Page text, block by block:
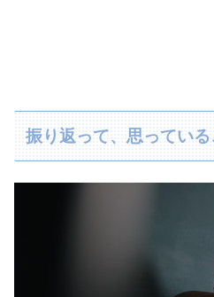
振り返って、思っている